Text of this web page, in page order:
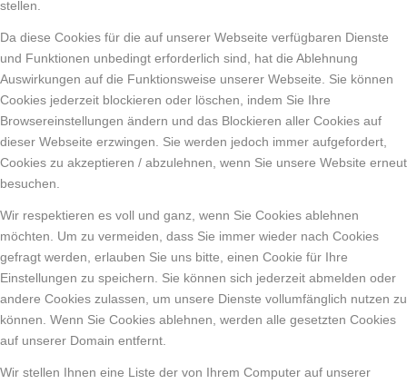
stellen.
Da diese Cookies für die auf unserer Webseite verfügbaren Dienste
und Funktionen unbedingt erforderlich sind, hat die Ablehnung
Auswirkungen auf die Funktionsweise unserer Webseite. Sie können
Cookies jederzeit blockieren oder löschen, indem Sie Ihre
Browsereinstellungen ändern und das Blockieren aller Cookies auf
dieser Webseite erzwingen. Sie werden jedoch immer aufgefordert,
Cookies zu akzeptieren / abzulehnen, wenn Sie unsere Website erneut
besuchen.
Wir respektieren es voll und ganz, wenn Sie Cookies ablehnen
möchten. Um zu vermeiden, dass Sie immer wieder nach Cookies
gefragt werden, erlauben Sie uns bitte, einen Cookie für Ihre
Einstellungen zu speichern. Sie können sich jederzeit abmelden oder
andere Cookies zulassen, um unsere Dienste vollumfänglich nutzen zu
können. Wenn Sie Cookies ablehnen, werden alle gesetzten Cookies
auf unserer Domain entfernt.
Wir stellen Ihnen eine Liste der von Ihrem Computer auf unserer